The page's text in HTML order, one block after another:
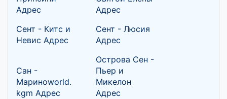
Адрес
Адрес
Сент - Китс и
Невис Адрес
Сент - Люсия
Адрес
Сан -
Мариноworld.
kgm Адрес
Острова Сен -
Пьер и
Микелон
Адрес